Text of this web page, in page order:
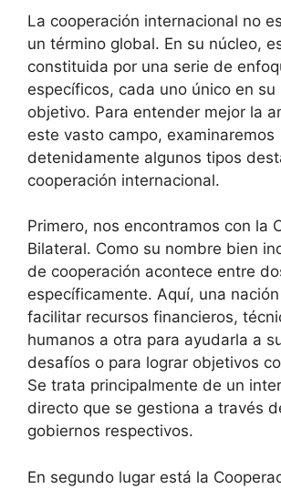
La cooperación internacional no
un término global. En su núcleo,
constituida por una serie de
específicos, cada uno único en
objetivo. Para entender mejor la
este vasto campo, examinaremos
detenidamente algunos tipos
cooperación internacional.
Primero, nos encontramos con la
Bilateral. Como su nombre bien
de cooperación acontece entre
específicamente. Aquí, una
facilitar recursos financieros,
humanos a otra para ayudarla a
desafíos o para lograr objetivos
Se trata principalmente de un
directo que se gestiona a través
gobiernos respectivos.
En segundo lugar está la